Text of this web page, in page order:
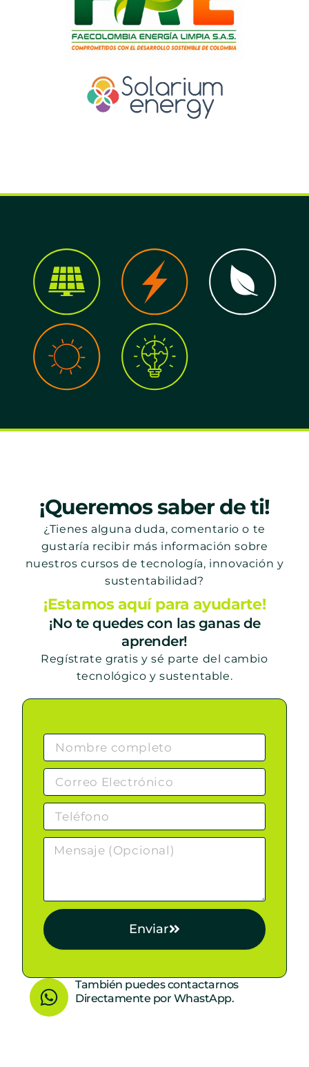
¡Queremos saber de ti!
¿Tienes alguna duda, comentario o te
gustaría recibir más información sobre
nuestros cursos de tecnología, innovación y
sustentabilidad?
¡Estamos aquí para ayudarte!
¡No te quedes con las ganas de
aprender!
Regístrate gratis y sé parte del cambio
tecnológico y sustentable.
Enviar
W
h
También puedes contactarnos
Directamente por WhastApp.